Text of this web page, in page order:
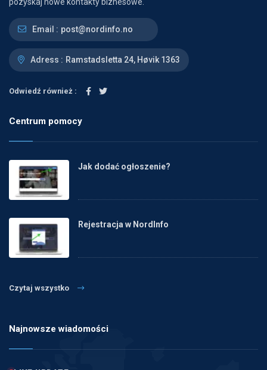
Email : post@nordinfo.no
Adress : Ramstadsletta 24, Høvik 1363
Odwiedź również :
Centrum pomocy
Jak dodać ogłoszenie?
Rejestracja w NordInfo
Czytaj wszystko
Najnowsze wiadomości